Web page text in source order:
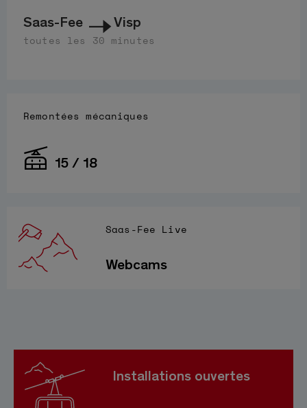
Saas-Fee Visp
toutes les 30 minutes
Remontées mécaniques
15 / 18
Saas-Fee Live
Webcams
Installations ouvertes